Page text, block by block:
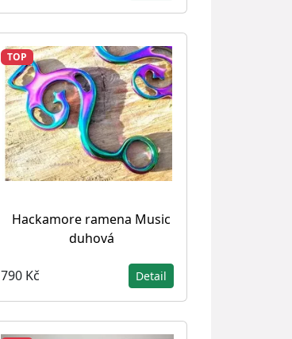
TOP
Hackamore ramena Music
duhová
790 Kč Detail